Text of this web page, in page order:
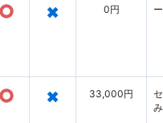
○ × 0円 ー
○ × 33,000円